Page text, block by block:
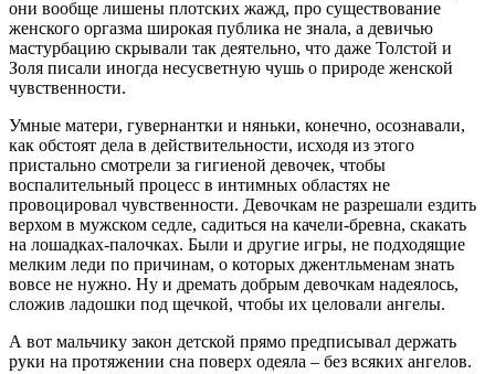
они вообще лишены плотских жажд, про существование
женского оргазма широкая публика не знала, а девичью
мастурбацию скрывали так деятельно, что даже Толстой и
Золя писали иногда несусветную чушь о природе женской
чувственности.
Умные матери, гувернантки и няньки, конечно, осознавали,
как обстоят дела в действительности, исходя из этого
пристально смотрели за гигиеной девочек, чтобы
воспалительный процесс в интимных областях не
провоцировал чувственности. Девочкам не разрешали ездить
верхом в мужском седле, садиться на качели-бревна, скакать
на лошадках-палочках. Были и другие игры, не подходящие
мелким леди по причинам, о которых джентльменам знать
вовсе не нужно. Ну и дремать добрым девочкам надеялось,
сложив ладошки под щечкой, чтобы их целовали ангелы.
А вот мальчику закон детской прямо предписывал держать
руки на протяжении сна поверх одеяла – без всяких ангелов.